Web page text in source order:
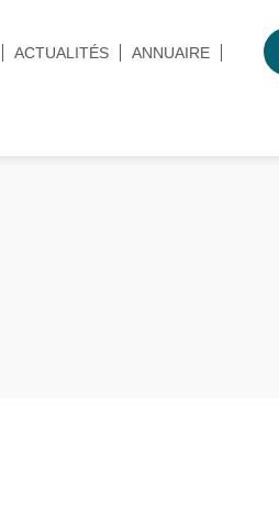
ACTUALITÉS ANNUAIRE